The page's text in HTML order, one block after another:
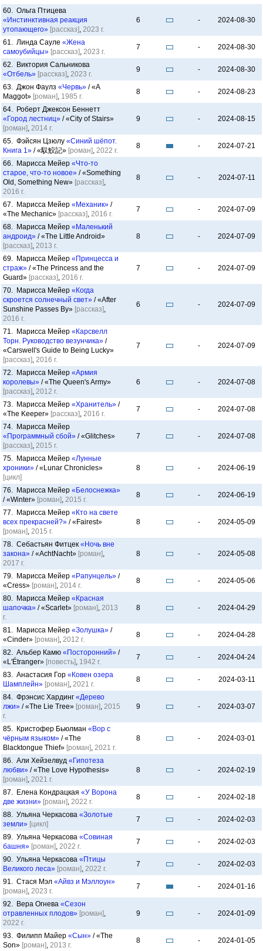
60. Ольга Птицева
«Инстинктивная реакция
утопающего» [рассказ], 2023 г.
6 - 2024-08-30
61. Линда Сауле «Жена
самоубийцы» [рассказ], 2023 г.
7 - 2024-08-30
62. Виктория Сальникова
«Отбель» [рассказ], 2023 г.
9 - 2024-08-30
63. Джон Фаулз «Червь» / «A
Maggot» [роман], 1985 г.
8 - 2024-08-23
64. Роберт Джексон Беннетт
«Город лестниц» / «City of Stairs»
[роман], 2014 г.
9 - 2024-08-15
65. Фэйсян Цзюлу «Синий шёпот.
Книга 1» / «馭鮫記» [роман], 2022 г.
8 - 2024-07-21
66. Марисса Мейер «Что-то
старое, что-то новое» / «Something
Old, Something New» [рассказ],
2016 г.
8 - 2024-07-11
67. Марисса Мейер «Механик» /
«The Mechanic» [рассказ], 2016 г.
7 - 2024-07-09
68. Марисса Мейер «Маленький
андроид» / «The Little Android»
[рассказ], 2013 г.
8 - 2024-07-09
69. Марисса Мейер «Принцесса и
страж» / «The Princess and the
Guard» [рассказ], 2016 г.
7 - 2024-07-09
70. Марисса Мейер «Когда
скроется солнечный свет» / «After
Sunshine Passes By» [рассказ],
2016 г.
6 - 2024-07-09
71. Марисса Мейер «Карсвелл
Торн. Руководство везунчика» /
«Carswell's Guide to Being Lucky»
[рассказ], 2016 г.
7 - 2024-07-09
72. Марисса Мейер «Армия
королевы» / «The Queen's Army»
[рассказ], 2012 г.
6 - 2024-07-08
73. Марисса Мейер «Хранитель» /
«The Keeper» [рассказ], 2016 г.
7 - 2024-07-08
74. Марисса Мейер
«Программный сбой» / «Glitches»
[рассказ], 2015 г.
7 - 2024-07-08
75. Марисса Мейер «Лунные
хроники» / «Lunar Chronicles»
[цикл]
8 - 2024-06-19
76. Марисса Мейер «Белоснежка»
/ «Winter» [роман], 2015 г.
8 - 2024-06-19
77. Марисса Мейер «Кто на свете
всех прекрасней?» / «Fairest»
[роман], 2015 г.
8 - 2024-05-09
78. Себастьян Фитцек «Ночь вне
закона» / «AchtNacht» [роман],
2017 г.
8 - 2024-05-08
79. Марисса Мейер «Рапунцель» /
«Cress» [роман], 2014 г.
8 - 2024-05-06
80. Марисса Мейер «Красная
шапочка» / «Scarlet» [роман], 2013
г.
8 - 2024-04-29
81. Марисса Мейер «Золушка» /
«Cinder» [роман], 2012 г.
8 - 2024-04-28
82. Альбер Камю «Посторонний» /
«L'Étranger» [повесть], 1942 г.
7 - 2024-04-24
83. Анастасия Гор «Ковен озера
Шамплейн» [роман], 2021 г.
8 - 2024-03-11
84. Фрэнсис Хардинг «Дерево
лжи» / «The Lie Tree» [роман], 2015
г.
9 - 2024-03-07
85. Кристофер Бьюлман «Вор с
чёрным языком» / «The
Blacktongue Thief» [роман], 2021 г.
8 - 2024-03-01
86. Али Хейзелвуд «Гипотеза
любви» / «The Love Hypothesis»
[роман], 2021 г.
8 - 2024-02-19
87. Елена Кондрацкая «У Ворона
две жизни» [роман], 2022 г.
8 - 2024-02-18
88. Ульяна Черкасова «Золотые
земли» [цикл]
7 - 2024-02-03
89. Ульяна Черкасова «Совиная
башня» [роман], 2022 г.
7 - 2024-02-03
90. Ульяна Черкасова «Птицы
Великого леса» [роман], 2022 г.
7 - 2024-02-03
91. Стася Мэл «Айвз и Мэллоун»
[роман], 2023 г.
7 - 2024-01-16
92. Вера Огнева «Сезон
отравленных плодов» [роман],
2022 г.
9 - 2024-01-09
93. Филипп Майер «Сын» / «The
Son» [роман], 2013 г.
8 - 2024-01-05